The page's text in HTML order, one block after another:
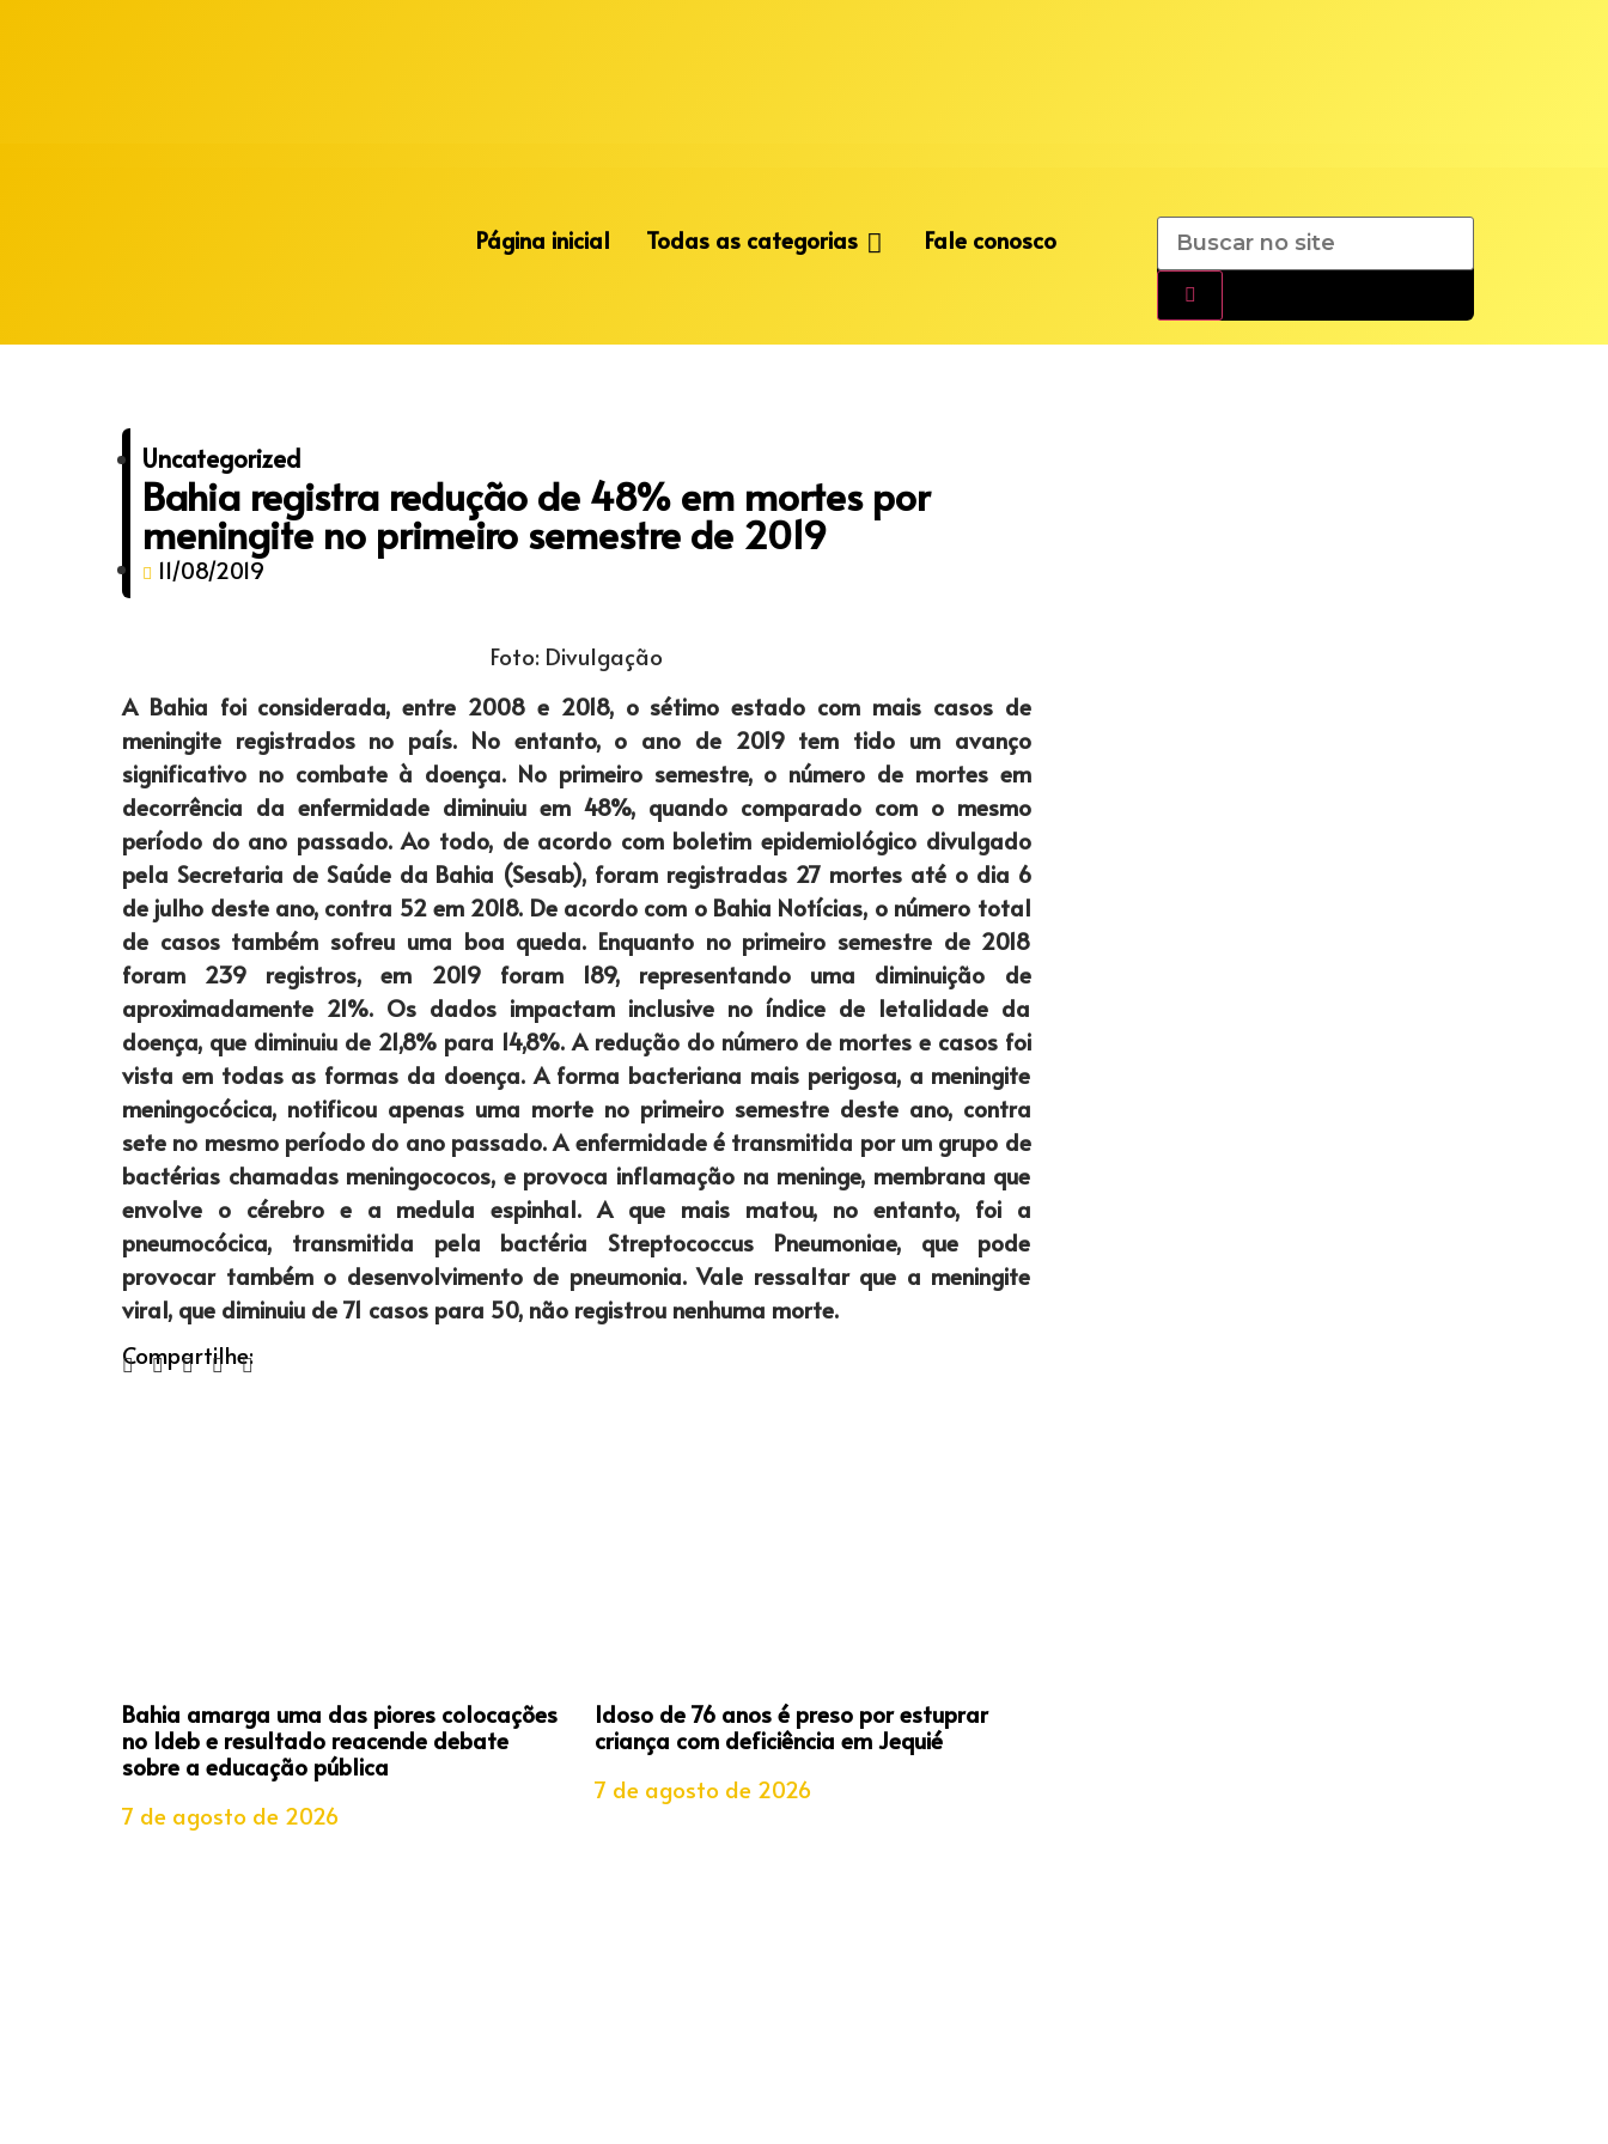
Página inicial Todas as categorias Fale conosco
Uncategorized
Bahia registra redução de 48% em mortes por
meningite no primeiro semestre de 2019
11/08/2019
Foto: Divulgação
A Bahia foi considerada, entre 2008 e 2018, o sétimo estado com mais casos de
meningite registrados no país. No entanto, o ano de 2019 tem tido um avanço
significativo no combate à doença. No primeiro semestre, o número de mortes em
decorrência da enfermidade diminuiu em 48%, quando comparado com o mesmo
período do ano passado. Ao todo, de acordo com boletim epidemiológico divulgado
pela Secretaria de Saúde da Bahia (Sesab), foram registradas 27 mortes até o dia 6
de julho deste ano, contra 52 em 2018. De acordo com o Bahia Notícias, o número total
de casos também sofreu uma boa queda. Enquanto no primeiro semestre de 2018
foram 239 registros, em 2019 foram 189, representando uma diminuição de
aproximadamente 21%. Os dados impactam inclusive no índice de letalidade da
doença, que diminuiu de 21,8% para 14,8%. A redução do número de mortes e casos foi
vista em todas as formas da doença. A forma bacteriana mais perigosa, a meningite
meningocócica, notificou apenas uma morte no primeiro semestre deste ano, contra
sete no mesmo período do ano passado. A enfermidade é transmitida por um grupo de
bactérias chamadas meningococos, e provoca inflamação na meninge, membrana que
envolve o cérebro e a medula espinhal. A que mais matou, no entanto, foi a
pneumocócica, transmitida pela bactéria Streptococcus Pneumoniae, que pode
provocar também o desenvolvimento de pneumonia. Vale ressaltar que a meningite
viral, que diminuiu de 71 casos para 50, não registrou nenhuma morte.
Compartilhe:
Bahia amarga uma das piores colocações
no Ideb e resultado reacende debate
sobre a educação pública
7 de agosto de 2026
Idoso de 76 anos é preso por estuprar
criança com deficiência em Jequié
7 de agosto de 2026